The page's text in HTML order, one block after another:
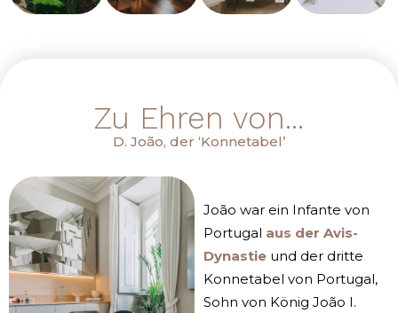
Zu Ehren von...
D. João, der ‘Konnetabel’
João war ein Infante von
Portugal aus der Avis-
Dynastieund der dritte
Konnetabel von Portugal,
Sohn von König João I.